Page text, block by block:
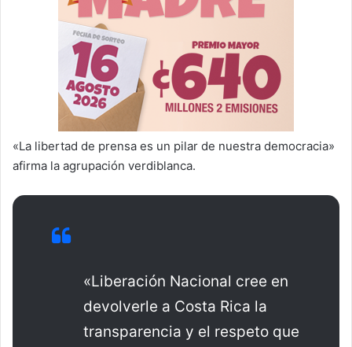
«La libertad de prensa es un pilar de nuestra democracia»
afirma la agrupación verdiblanca.
«Liberación Nacional cree en
devolverle a Costa Rica la
transparencia y el respeto que